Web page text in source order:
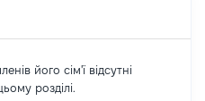
його сім'ї відсутні
розділі.